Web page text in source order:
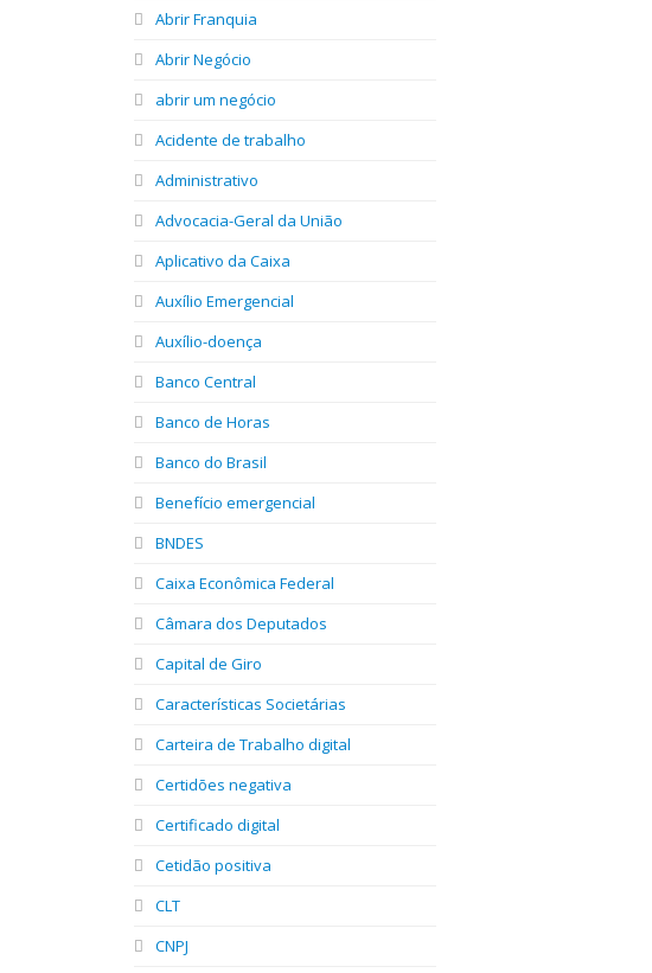
Abrir Franquia
Abrir Negócio
abrir um negócio
Acidente de trabalho
Administrativo
Advocacia-Geral da União
Aplicativo da Caixa
Auxílio Emergencial
Auxílio-doença
Banco Central
Banco de Horas
Banco do Brasil
Benefício emergencial
BNDES
Caixa Econômica Federal
Câmara dos Deputados
Capital de Giro
Características Societárias
Carteira de Trabalho digital
Certidões negativa
Certificado digital
Cetidão positiva
CLT
CNPJ